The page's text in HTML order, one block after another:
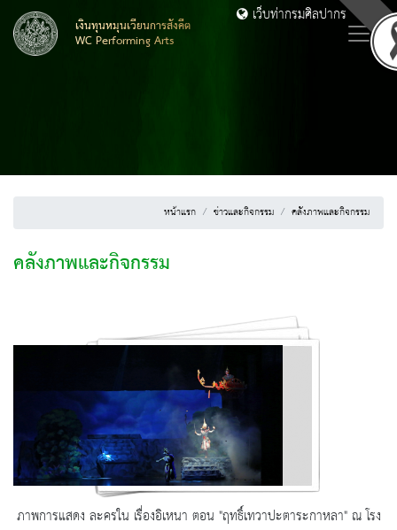
เงินทุนหมุนเวียนการสังคีต
WC Performing Arts
เว็บท่ากรมศิลปากร
หน้าแรก ข่าวและกิจกรรม คลังภาพและกิจกรรม
คลังภาพและกิจกรรม
ภาพการแสดง ละครใน เรื่องอิเหนา ตอน "ฤทธิ์เทวาปะตาระกาหลา" ณ โรง